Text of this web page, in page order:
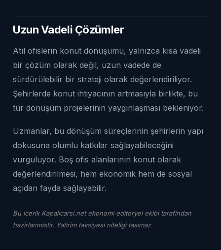
Uzun Vadeli Çözümler
Atıl ofislerin konut dönüşümü, yalnızca kısa vadeli
bir çözüm olarak değil, uzun vadede de
sürdürülebilir bir strateji olarak değerlendiriliyor.
Şehirlerde konut ihtiyacının artmasıyla birlikte, bu
tür dönüşüm projelerinin yaygınlaşması bekleniyor.
Uzmanlar, bu dönüşüm süreçlerinin şehirlerin yapı
dokusuna olumlu katkılar sağlayabileceğini
vurguluyor. Boş ofis alanlarının konut olarak
değerlendirilmesi, hem ekonomik hem de sosyal
açıdan fayda sağlayabilir.
Bu icerik Kapalicarsi.net ekonomi editoryel ekibi tarafindan
hazirlanmistir. Yatirim tavsiyesi niteligi tasimaz.